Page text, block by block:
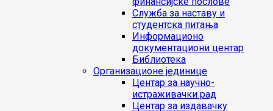
Служба за наставу и
студентска питања
Информационо
документациони центар
Библиотека
Организационе јединице
Центар за научно-
истраживачки рад
Центар за издавачку